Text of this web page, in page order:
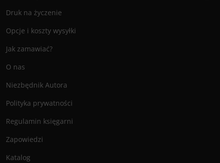
Druk na życzenie
Opcje i koszty wysyłki
Jak zamawiać?
O nas
Niezbędnik Autora
Polityka prywatności
Regulamin księgarni
Zapowiedzi
Katalog